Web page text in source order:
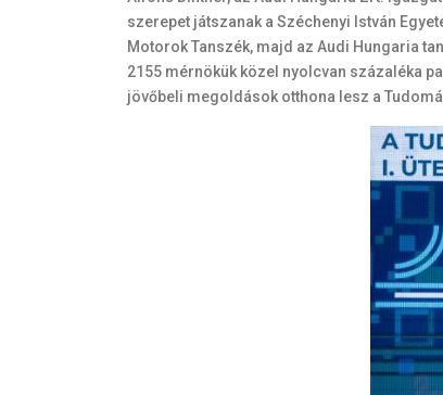
szerepet játszanak a Széchenyi István
Motorok Tanszék, majd az Audi Hungaria
2155 mérnökük közel nyolcvan százaléka
jövőbeli megoldások otthona lesz a